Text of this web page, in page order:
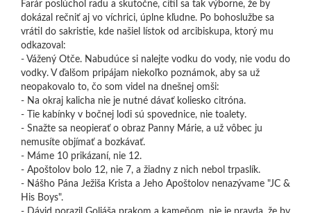
Farár poslúchol radu a skutočne, cítil sa tak výborne, že by
dokázal rečniť aj vo víchrici, úplne kľudne. Po bohoslužbe sa
vrátil do sakristie, kde našiel lístok od arcibiskupa, ktorý mu
odkazoval:
- Vážený Otče. Nabudúce si nalejte vodku do vody, nie vodu do
vodky. V ďalšom pripájam niekoľko poznámok, aby sa už
neopakovalo to, čo som videl na dnešnej omši:
- Na okraj kalicha nie je nutné dávať koliesko citróna.
- Tie kabínky v bočnej lodi sú spovednice, nie toalety.
- Snažte sa neopierať o obraz Panny Márie, a už vôbec ju
nemusíte objímať a bozkávať.
- Máme 10 prikázaní, nie 12.
- Apoštolov bolo 12, nie 7, a žiadny z nich nebol trpaslík.
- Nášho Pána Ježiša Krista a Jeho Apoštolov nenazývame "JC &
His Boys".